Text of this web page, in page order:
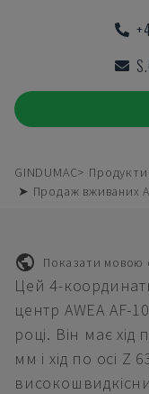
GINDUMAC Продукти
➤ Продаж вживаних
Показати мовою
Цей 4-
центр AWEA AF-
році. Він має хід
мм і хід по осі